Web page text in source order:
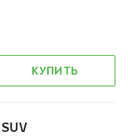
КУПИТЬ